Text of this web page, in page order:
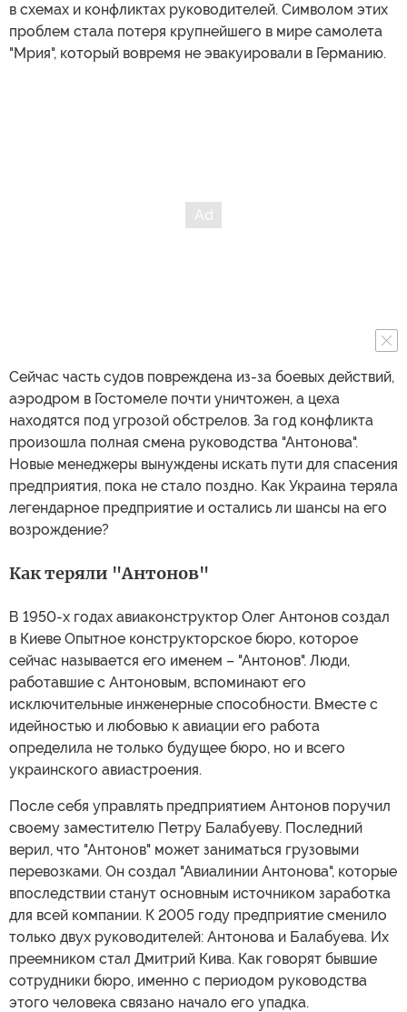
в схемах и конфликтах руководителей. Символом этих
проблем стала потеря крупнейшего в мире самолета
"Мрия", который вовремя не эвакуировали в Германию.
Сейчас часть судов повреждена из-за боевых действий,
аэродром в Гостомеле почти уничтожен, а цеха
находятся под угрозой обстрелов. За год конфликта
произошла полная смена руководства "Антонова".
Новые менеджеры вынуждены искать пути для спасения
предприятия, пока не стало поздно. Как Украина теряла
легендарное предприятие и остались ли шансы на его
возрождение?
Как теряли "Антонов"
В 1950-х годах авиаконструктор Олег Антонов создал
в Киеве Опытное конструкторское бюро, которое
сейчас называется его именем – "Антонов". Люди,
работавшие с Антоновым, вспоминают его
исключительные инженерные способности. Вместе с
идейностью и любовью к авиации его работа
определила не только будущее бюро, но и всего
украинского авиастроения.
После себя управлять предприятием Антонов поручил
своему заместителю Петру Балабуеву. Последний
верил, что "Антонов" может заниматься грузовыми
перевозками. Он создал "Авиалинии Антонова", которые
впоследствии станут основным источником заработка
для всей компании. К 2005 году предприятие сменило
только двух руководителей: Антонова и Балабуева. Их
преемником стал Дмитрий Кива. Как говорят бывшие
сотрудники бюро, именно с периодом руководства
этого человека связано начало его упадка.